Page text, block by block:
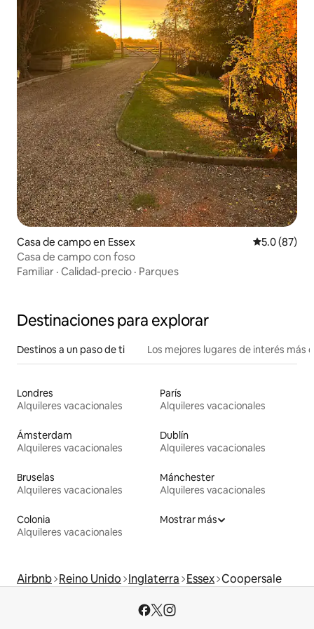
Casa de campo en Essex Calificación
5.0 (87)
Casa de campo con foso
Familiar · Calidad-precio · Parques
Destinaciones para explorar
Destinos a un paso de ti Los mejores lugares de interés más
Londres
Alquileres vacacionales
París
Alquileres vacacionales
Ámsterdam
Alquileres vacacionales
Dublín
Alquileres vacacionales
Bruselas
Alquileres vacacionales
Mánchester
Alquileres vacacionales
Colonia
Alquileres vacacionales
Mostrar más
Airbnb Reino Unido Inglaterra Essex Coopersale